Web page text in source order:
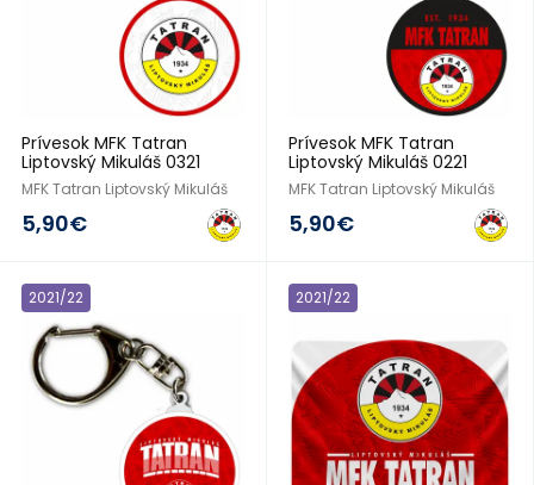
Prívesok MFK Tatran
Liptovský Mikuláš 0321
MFK Tatran Liptovský Mikuláš
5,90€
Prívesok MFK Tatran
Liptovský Mikuláš 0221
MFK Tatran Liptovský Mikuláš
5,90€
2021/22 2021/22